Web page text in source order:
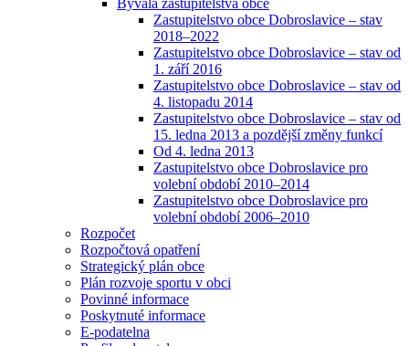
Bývalá zastupitelstva obce
Zastupitelstvo obce Dobroslavice – stav
2018–2022
Zastupitelstvo obce Dobroslavice – stav od
1. září 2016
Zastupitelstvo obce Dobroslavice – stav od
4. listopadu 2014
Zastupitelstvo obce Dobroslavice – stav od
15. ledna 2013 a pozdější změny funkcí
Od 4. ledna 2013
Zastupitelstvo obce Dobroslavice pro
volební období 2010–2014
Zastupitelstvo obce Dobroslavice pro
volební období 2006–2010
Rozpočet
Rozpočtová opatření
Strategický plán obce
Plán rozvoje sportu v obci
Povinné informace
Poskytnuté informace
E-podatelna